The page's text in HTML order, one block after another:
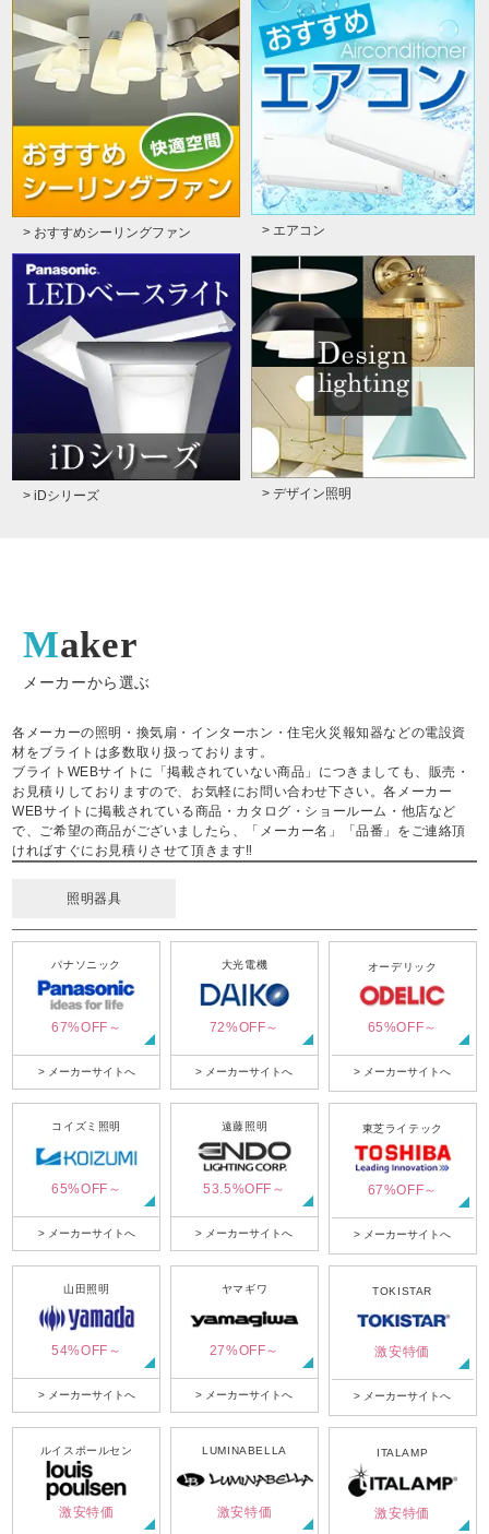
> おすすめシーリングファン > エアコン
> iDシリーズ > デザイン照明
Maker
メーカーから選ぶ
各メーカーの照明・換気扇・インターホン・住宅火災報知器などの電設資
材をブライトは多数取り扱っております。
ブライトWEBサイトに「掲載されていない商品」につきましても、販売・
お見積りしておりますので、お気軽にお問い合わせ下さい。各メーカー
WEBサイトに掲載されている商品・カタログ・ショールーム・他店など
で、ご希望の商品がございましたら、「メーカー名」「品番」をご連絡頂
ければすぐにお見積りさせて頂きます‼
照明器具
パナソニック
67%OFF～
> メーカーサイトへ
大光電機
72%OFF～
> メーカーサイトへ
オーデリック
65%OFF～
> メーカーサイトへ
コイズミ照明
65%OFF～
> メーカーサイトへ
遠藤照明
53.5%OFF～
> メーカーサイトへ
東芝ライテック
67%OFF～
> メーカーサイトへ
山田照明
54%OFF～
> メーカーサイトへ
ヤマギワ
27%OFF～
> メーカーサイトへ
TOKISTAR
激安特価
> メーカーサイトへ
ルイスポールセン
激安特価
LUMINABELLA
激安特価
ITALAMP
激安特価